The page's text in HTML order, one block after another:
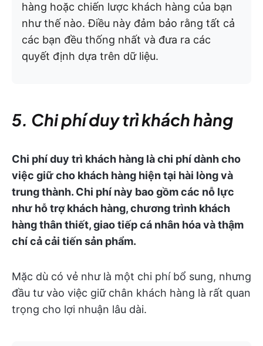
hàng hoặc chiến lược khách hàng của bạn
như thế nào. Điều này đảm bảo rằng tất cả
các bạn đều thống nhất và đưa ra các
quyết định dựa trên dữ liệu.
5. Chi phí duy trì khách hàng
Chi phí duy trì khách hàng là chi phí dành cho
việc giữ cho khách hàng hiện tại hài lòng và
trung thành. Chi phí này bao gồm các nỗ lực
như hỗ trợ khách hàng, chương trình khách
hàng thân thiết, giao tiếp cá nhân hóa và thậm
chí cả cải tiến sản phẩm.
Mặc dù có vẻ như là một chi phí bổ sung, nhưng
đầu tư vào việc giữ chân khách hàng là rất quan
trọng cho lợi nhuận lâu dài.